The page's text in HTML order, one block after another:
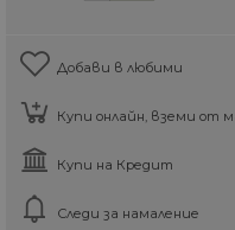
Добави в любими
Купи онлайн, вземи от
Купи на Кредит
Следи за намаление